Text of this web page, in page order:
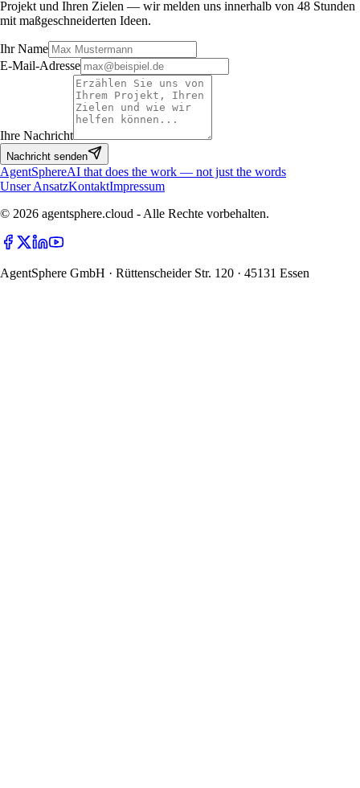
Projekt und Ihren Zielen — wir melden uns innerhalb von 48 Stunden
mit maßgeschneiderten Ideen.
Ihr Name
E-Mail-Adresse
Ihre Nachricht
Nachricht senden
AgentSphereAI that does the work — not just the words
Unser AnsatzKontaktImpressum
© 2026 agentsphere.cloud - Alle Rechte vorbehalten.
AgentSphere GmbH · Rüttenscheider Str. 120 · 45131 Essen